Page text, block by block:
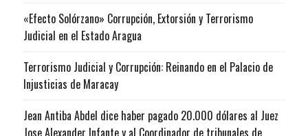
«Efecto Solórzano» Corrupción, Extorsión y Terrorismo
Judicial en el Estado Aragua
Terrorismo Judicial y Corrupción: Reinando en el Palacio de
Injusticias de Maracay
Jean Antiba Abdel dice haber pagado 20.000 dólares al Juez
Jose Alexander Infante y al Coordinador de tribunales de